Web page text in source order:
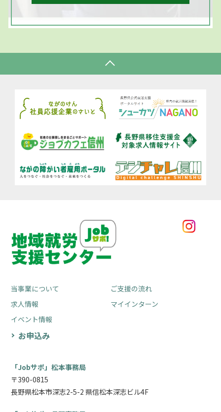
当事業について
ご支援の流れ
求人情報
マイインターン
イベント情報
お申込み
「Jobサポ」松本事務局
〒390-0815
長野県松本市深志2-5-2 県信松本深志ビル4F